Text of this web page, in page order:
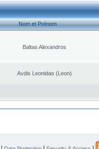
Nom et Prénom
Baltas Alexandros
Avdis Leonidas (Leon)
| | |